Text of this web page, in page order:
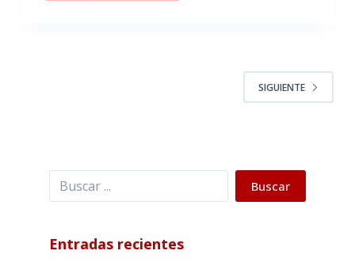
SIGUIENTE
Buscar Buscar
Entradas recientes